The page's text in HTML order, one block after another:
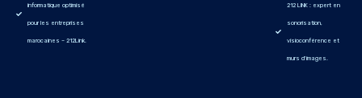
informatique optimisé
pour les entreprises
marocaines – 212Link.
212 LINK : expert en
sonorisation,
visioconférence et
murs d'images.